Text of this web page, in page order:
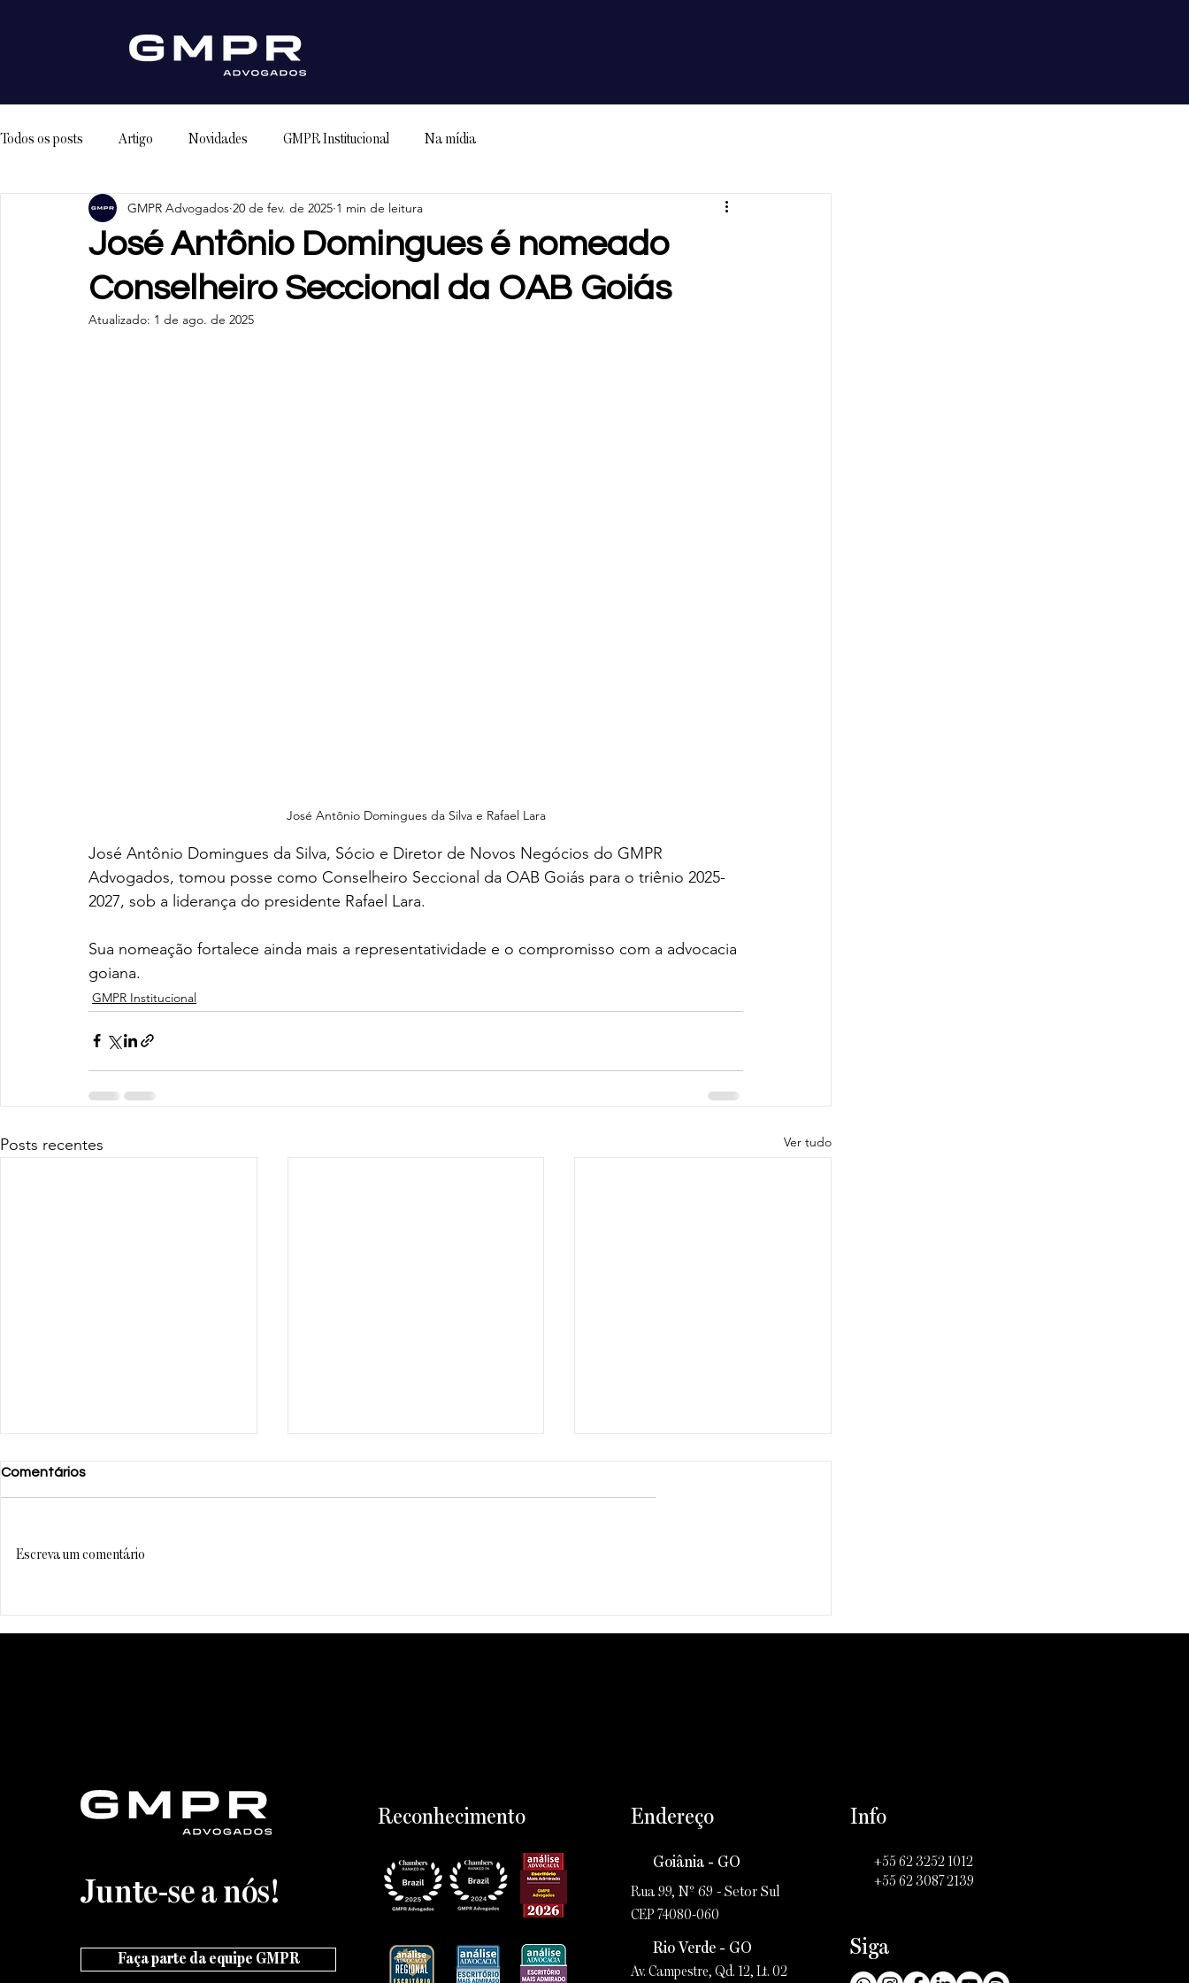
Todos os posts Artigo Novidades GMPR Institucional Na mídia
José Antônio Domingues é nomeado
Conselheiro Seccional da OAB Goiás
GMPR Advogados 20 de fev. de 2025 1 min de leitura
Atualizado: 1 de ago. de 2025
José Antônio Domingues da Silva e Rafael Lara
José Antônio Domingues da Silva, Sócio e Diretor de Novos Negócios do GMPR
Advogados, tomou posse como Conselheiro Seccional da OAB Goiás para o triênio 2025-
2027, sob a liderança do presidente Rafael Lara.
Sua nomeação fortalece ainda mais a representatividade e o compromisso com a advocacia
goiana.
GMPR Institucional
Posts recentes Ver tudo
Comentários
Escreva um comentário
Junte-se a nós!
Faça parte da equipe GMPR
Reconhecimento Endereço Info
+55 62 3252 1012
+55 62 3087 2139
Rua 99, Nº 69 - Setor Sul
CEP 74080-060
Goiânia - GO
Av. Campestre, Qd. 12, Lt. 02
Rio Verde - GO Siga